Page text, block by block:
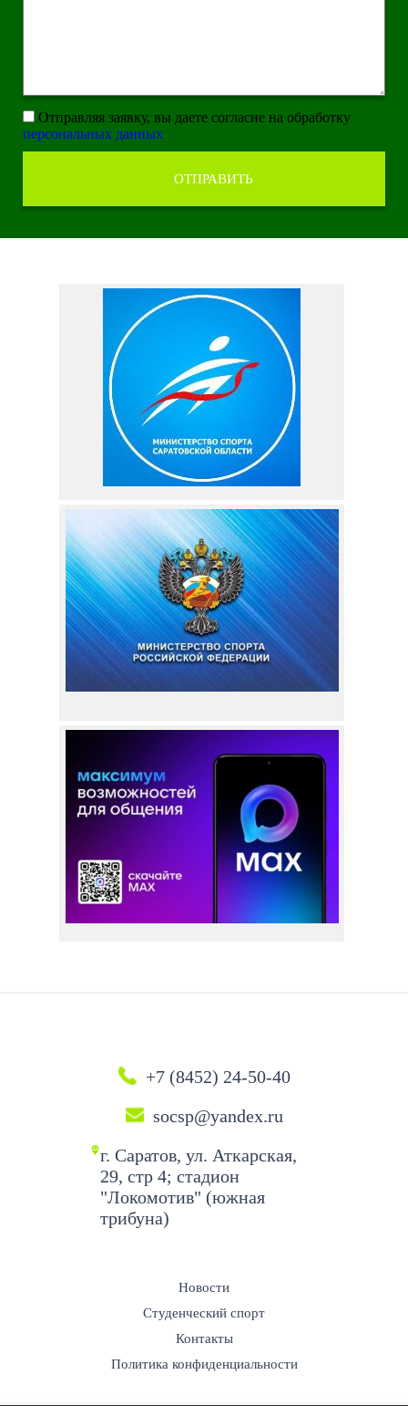
Отправляя заявку, вы даете согласие на обработку
персональных данных
+7 (8452) 24-50-40
socsp@yandex.ru
г. Саратов, ул. Аткарская,
29, стр 4; стадион
"Локомотив" (южная
трибуна)
Новости
Студенческий спорт
Контакты
Политика конфиденциальности